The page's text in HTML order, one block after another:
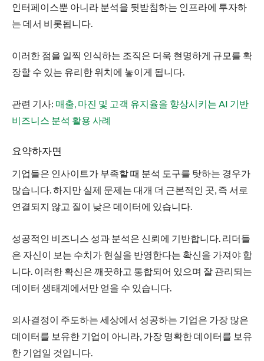
인터페이스뿐 아니라 분석을 뒷받침하는 인프라에 투자하
는 데서 비롯됩니다.
이러한 점을 일찍 인식하는 조직은 더욱 현명하게 규모를 확
장할 수 있는 유리한 위치에 놓이게 됩니다.
관련 기사: 매출, 마진 및 고객 유지율을 향상시키는 AI 기반
비즈니스 분석 활용 사례
요약하자면
기업들은 인사이트가 부족할 때 분석 도구를 탓하는 경우가
많습니다. 하지만 실제 문제는 대개 더 근본적인 곳, 즉 서로
연결되지 않고 질이 낮은 데이터에 있습니다.
성공적인 비즈니스 성과 분석은 신뢰에 기반합니다. 리더들
은 자신이 보는 수치가 현실을 반영한다는 확신을 가져야 합
니다. 이러한 확신은 깨끗하고 통합되어 있으며 잘 관리되는
데이터 생태계에서만 얻을 수 있습니다.
의사결정이 주도하는 세상에서 성공하는 기업은 가장 많은
데이터를 보유한 기업이 아니라, 가장 명확한 데이터를 보유
한 기업일 것입니다.